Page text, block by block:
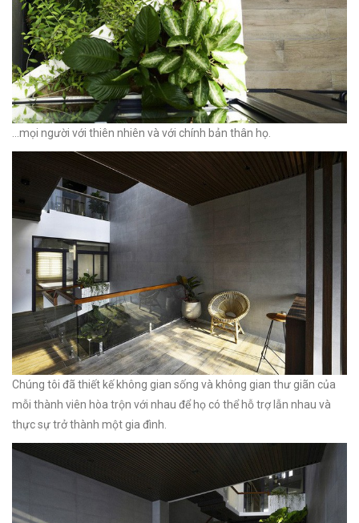
...mọi người với thiên nhiên và với chính bản thân họ.
Chúng tôi đã thiết kế không gian sống và không gian thư giãn của
mỗi thành viên hòa trộn với nhau để họ có thể hỗ trợ lẫn nhau và
thực sự trở thành một gia đình.